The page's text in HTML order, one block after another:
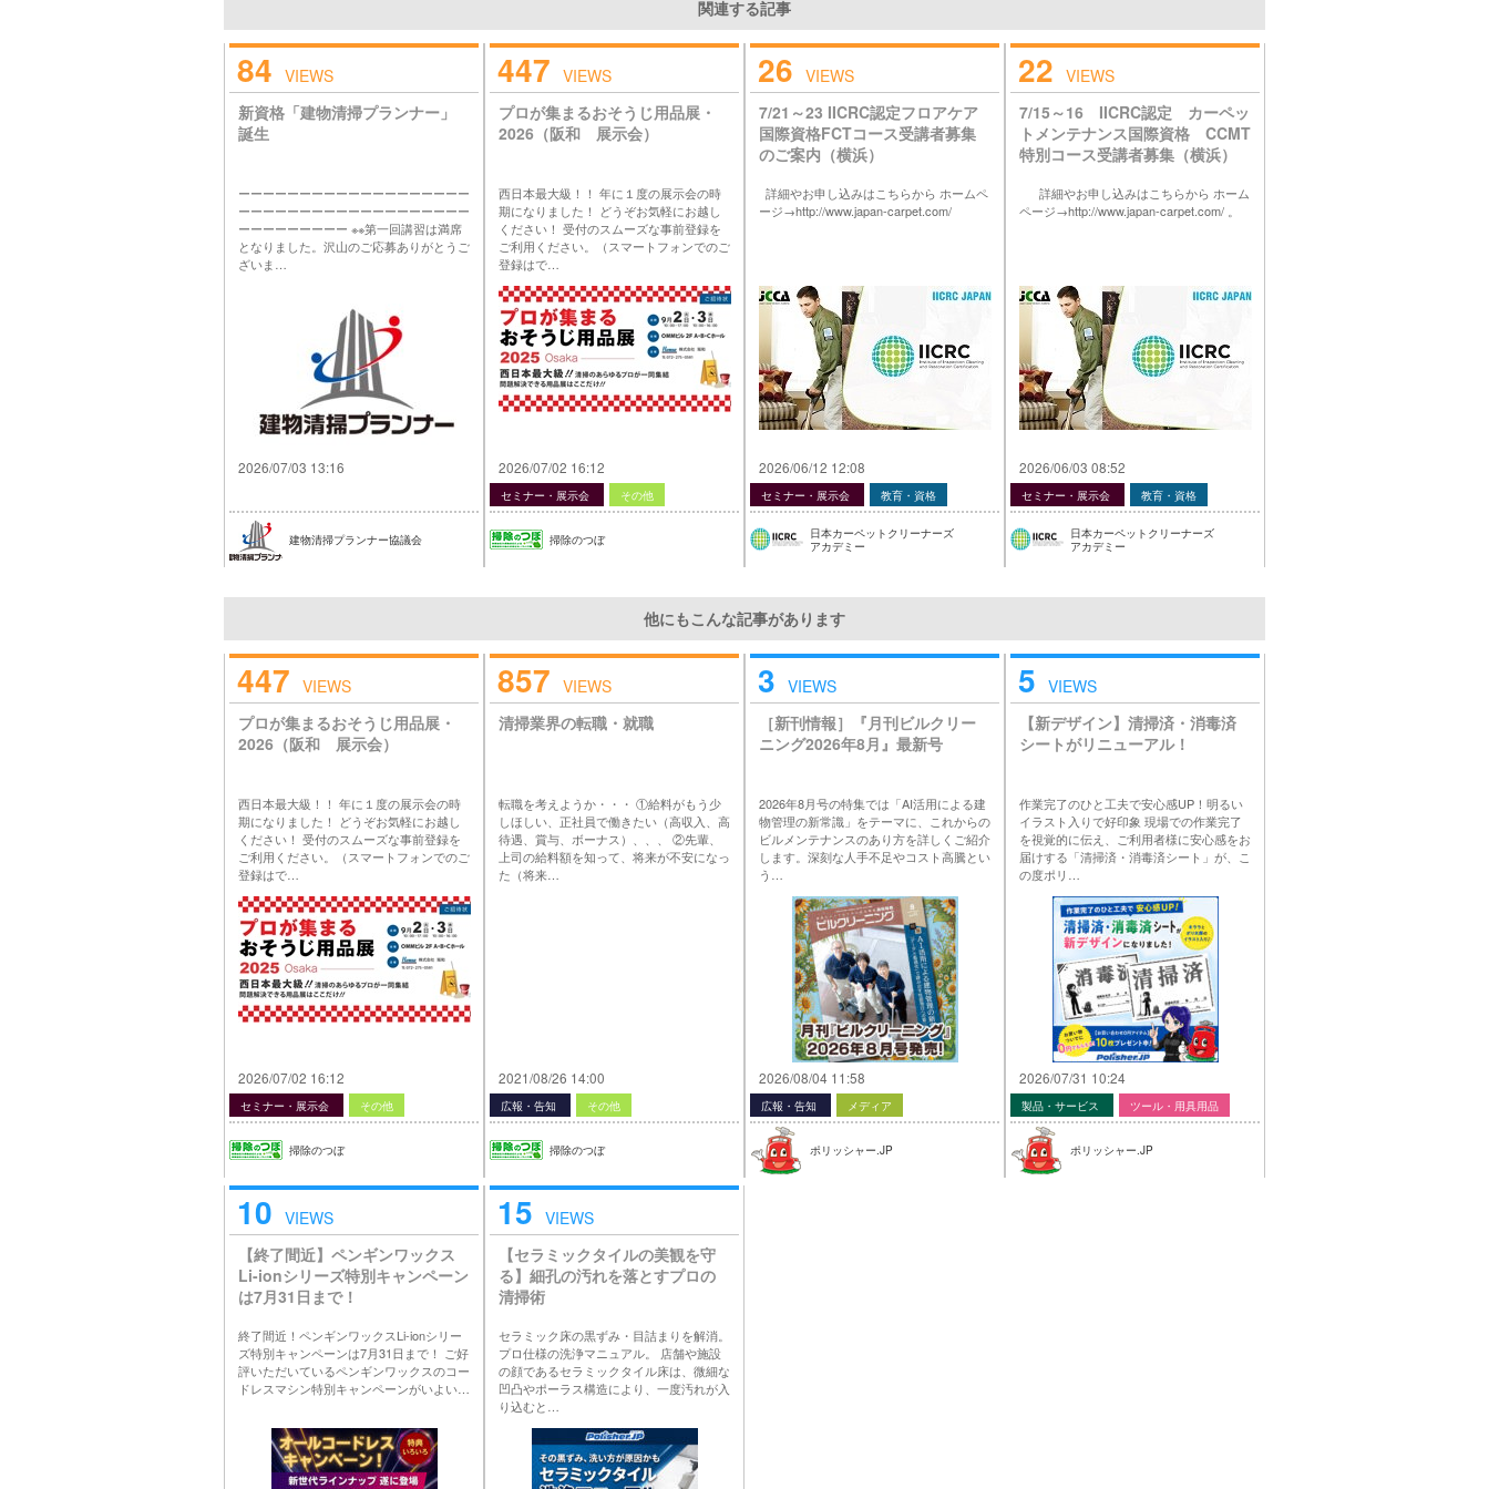
関連する記事
84 VIEWS
新資格「建物清掃プランナー」
誕生
ーーーーーーーーーーーーーーーーーーー
ーーーーーーーーーーーーーーーーーーー
ーーーーーーーーー ※※第一回講習は満席
となりました。沢山のご応募ありがとうご
ざいま…
2026/07/03 13:16
建物清掃プランナー協議会
447 VIEWS
プロが集まるおそうじ用品展・
2026（阪和 展示会）
西日本最大級！！ 年に１度の展示会の時
期になりました！ どうぞお気軽にお越し
ください！ 受付のスムーズな事前登録を
ご利用ください。（スマートフォンでのご
登録はで…
2026/07/02 16:12
セミナー・展示会 その他
掃除のつぼ
26 VIEWS
7/21～23 IICRC認定フロアケア
国際資格FCTコース受講者募集
のご案内（横浜）
詳細やお申し込みはこちらから ホームペ
ージ→http://www.japan-carpet.com/
2026/06/12 12:08
セミナー・展示会 教育・資格
日本カーペットクリーナーズ
アカデミー
22 VIEWS
7/15～16 IICRC認定 カーペッ
トメンテナンス国際資格 CCMT
特別コース受講者募集（横浜）
詳細やお申し込みはこちらから ホーム
ページ→http://www.japan-carpet.com/ 。
2026/06/03 08:52
セミナー・展示会 教育・資格
日本カーペットクリーナーズ
アカデミー
他にもこんな記事があります
447 VIEWS
プロが集まるおそうじ用品展・
2026（阪和 展示会）
西日本最大級！！ 年に１度の展示会の時
期になりました！ どうぞお気軽にお越し
ください！ 受付のスムーズな事前登録を
ご利用ください。（スマートフォンでのご
登録はで…
2026/07/02 16:12
セミナー・展示会 その他
掃除のつぼ
857 VIEWS
清掃業界の転職・就職
転職を考えようか・・・ ①給料がもう少
しほしい、正社員で働きたい（高収入、高
待遇、賞与、ボーナス）、、、 ②先輩、
上司の給料額を知って、将来が不安になっ
た（将来…
2021/08/26 14:00
広報・告知 その他
掃除のつぼ
3 VIEWS
［新刊情報］『月刊ビルクリー
ニング2026年8月』最新号
2026年8月号の特集では「AI活用による建
物管理の新常識」をテーマに、これからの
ビルメンテナンスのあり方を詳しくご紹介
します。深刻な人手不足やコスト高騰とい
う…
2026/08/04 11:58
広報・告知 メディア
ポリッシャー.JP
5 VIEWS
【新デザイン】清掃済・消毒済
シートがリニューアル！
作業完了のひと工夫で安心感UP！明るい
イラスト入りで好印象 現場での作業完了
を視覚的に伝え、ご利用者様に安心感をお
届けする「清掃済・消毒済シート」が、こ
の度ポリ…
2026/07/31 10:24
製品・サービス ツール・用具用品
ポリッシャー.JP
10 VIEWS
【終了間近】ペンギンワックス
Li-ionシリーズ特別キャンペーン
は7月31日まで！
終了間近！ペンギンワックスLi-ionシリー
ズ特別キャンペーンは7月31日まで！ ご好
評いただいているペンギンワックスのコー
ドレスマシン特別キャンペーンがいよい…
15 VIEWS
【セラミックタイルの美観を守
る】細孔の汚れを落とすプロの
清掃術
セラミック床の黒ずみ・目詰まりを解消。
プロ仕様の洗浄マニュアル。 店舗や施設
の顔であるセラミックタイル床は、微細な
凹凸やポーラス構造により、一度汚れが入
り込むと…